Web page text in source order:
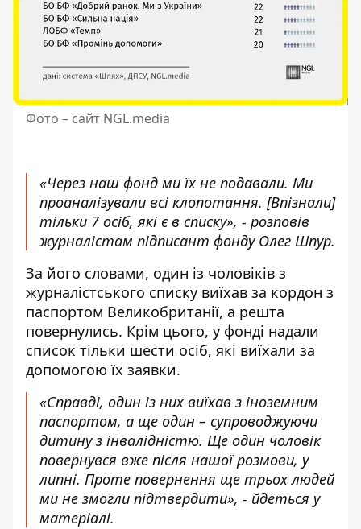
Фото – сайт NGL.media
«Через наш фонд ми їх не подавали. Ми
проаналізували всі клопотання. [Впізнали]
тільки 7 осіб, які є в списку», - розповів
журналістам підписант фонду Олег Шпур.
За його словами, один із чоловіків з
журналістського списку виїхав за кордон з
паспортом Великобританії, а решта
повернулись. Крім цього, у фонді надали
список тільки шести осіб, які виїхали за
допомогою їх заявки.
«Справді, один із них виїхав з іноземним
паспортом, а ще один – супроводжуючи
дитину з інвалідністю. Ще один чоловік
повернувся вже після нашої розмови, у
липні. Проте повернення ще трьох людей
ми не змогли підтвердити», - йдеться у
матеріалі.